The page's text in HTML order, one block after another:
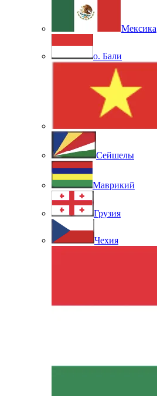
Мексика
о. Бали
Сейшелы
Маврикий
Грузия
Чехия